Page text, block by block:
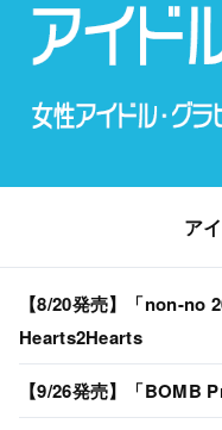
ア
【8/20発売】「non-no
Hearts2Hearts
【9/26発売】「BOMB